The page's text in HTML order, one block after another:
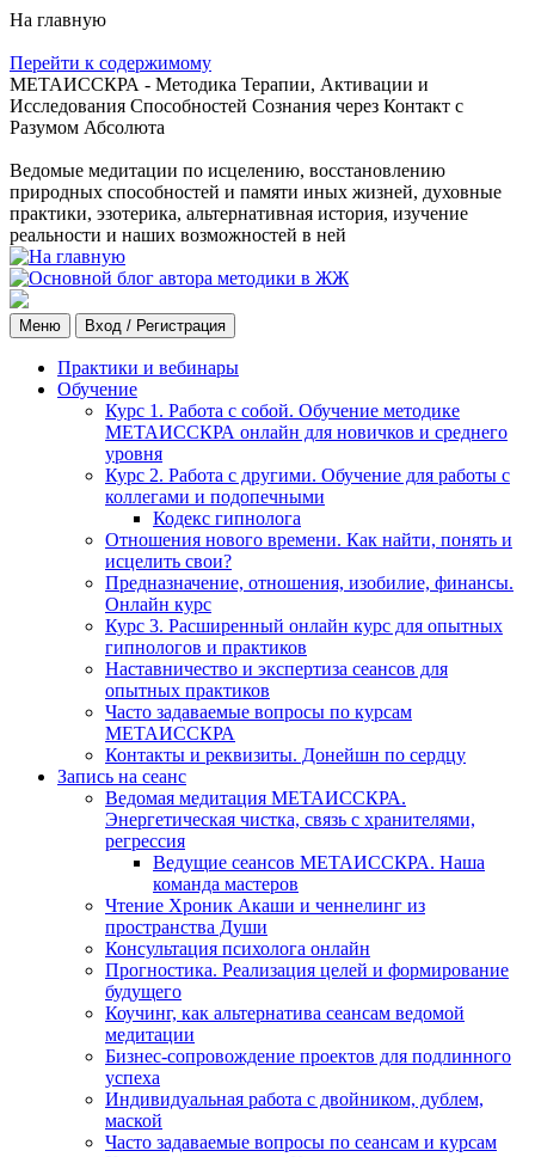
На главную
Перейти к содержимому
МЕТАИССКРА - Методика Терапии, Активации и
Исследования Способностей Сознания через Контакт с
Разумом Абсолюта
Ведомые медитации по исцелению, восстановлению
природных способностей и памяти иных жизней, духовные
практики, эзотерика, альтернативная история, изучение
реальности и наших возможностей в ней
Меню Вход / Регистрация
Практики и вебинары
Обучение
Курс 1. Работа с собой. Обучение методике
МЕТАИССКРА онлайн для новичков и среднего
уровня
Курс 2. Работа с другими. Обучение для работы с
коллегами и подопечными
Кодекс гипнолога
Отношения нового времени. Как найти, понять и
исцелить свои?
Предназначение, отношения, изобилие, финансы.
Онлайн курс
Курс 3. Расширенный онлайн курс для опытных
гипнологов и практиков
Наставничество и экспертиза сеансов для
опытных практиков
Часто задаваемые вопросы по курсам
МЕТАИССКРА
Контакты и реквизиты. Донейшн по сердцу
Запись на сеанс
Ведомая медитация МЕТАИССКРА.
Энергетическая чистка, связь с хранителями,
регрессия
Ведущие сеансов МЕТАИССКРА. Наша
команда мастеров
Чтение Хроник Акаши и ченнелинг из
пространства Души
Консультация психолога онлайн
Прогностика. Реализация целей и формирование
будущего
Коучинг, как альтернатива сеансам ведомой
медитации
Бизнес-сопровождение проектов для подлинного
успеха
Индивидуальная работа с двойником, дублем,
маской
Часто задаваемые вопросы по сеансам и курсам